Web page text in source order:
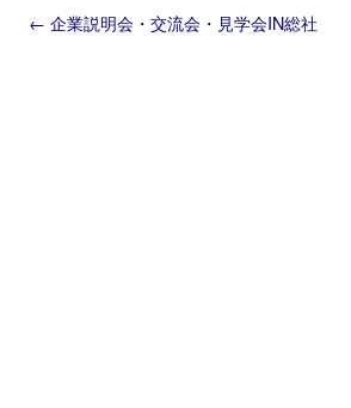
← 企業説明会・交流会・見学会IN総社